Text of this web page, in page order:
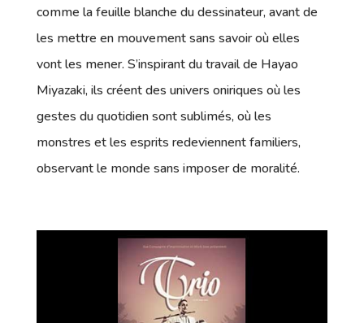
comme la feuille blanche du dessinateur, avant de
les mettre en mouvement sans savoir où elles
vont les mener. S’inspirant du travail de Hayao
Miyazaki, ils créent des univers oniriques où les
gestes du quotidien sont sublimés, où les
monstres et les esprits redeviennent familiers,
observant le monde sans imposer de moralité.